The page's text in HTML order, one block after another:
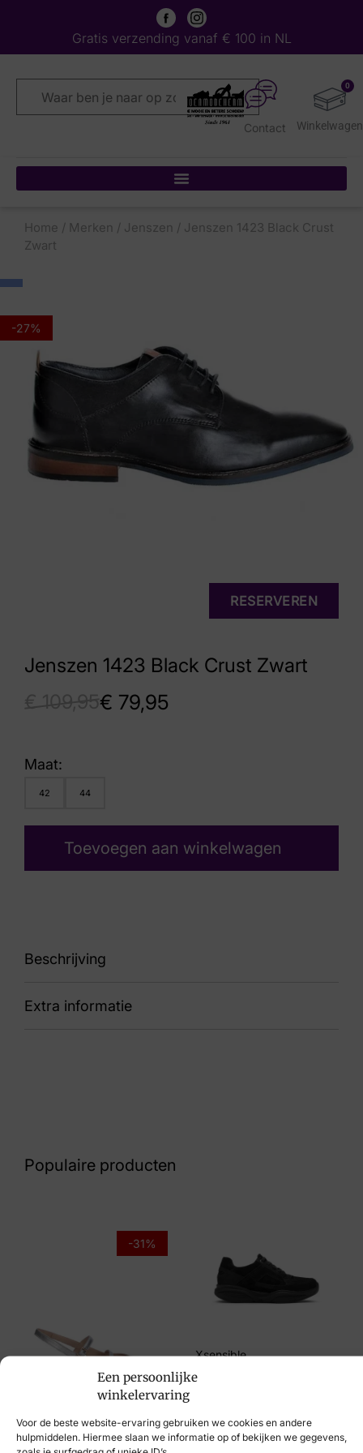
Een persoonlijke
winkelervaring
Voor de beste website-ervaring gebruiken we cookies en andere
hulpmiddelen. Hiermee slaan we informatie op of bekijken we gegevens,
Gratis verzending vanaf € 100 in NL
0
Contact
Home / Merken / Jenszen / Jenszen 1423 Black Crust
Zwart
-27%
Jenszen 1423 Black Crust Zwart
€ 79,95
RESERVEREN
Maat:
42 44
Toevoegen aan winkelwagen
Beschrijving
87 1423 Black Crust
Extra informatie
1423 Black Crust
Populaire producten
-31%
€129,95€89,95
Xsensible
€